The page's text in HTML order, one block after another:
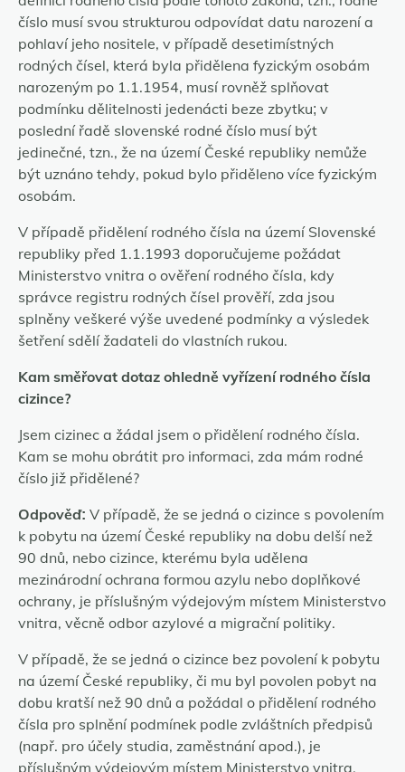
číslo musí svou strukturou odpovídat datu narození a
pohlaví jeho nositele, v případě desetimístných
rodných čísel, která byla přidělena fyzickým osobám
narozeným po 1.1.1954, musí rovněž splňovat
podmínku dělitelnosti jedenácti beze zbytku; v
poslední řadě slovenské rodné číslo musí být
jedinečné, tzn., že na území České republiky nemůže
být uznáno tehdy, pokud bylo přiděleno více fyzickým
osobám.
V případě přidělení rodného čísla na území Slovenské
republiky před 1.1.1993 doporučujeme požádat
Ministerstvo vnitra o ověření rodného čísla, kdy
správce registru rodných čísel prověří, zda jsou
splněny veškeré výše uvedené podmínky a výsledek
šetření sdělí žadateli do vlastních rukou.
Kam směřovat dotaz ohledně vyřízení rodného čísla
cizince?
Jsem cizinec a žádal jsem o přidělení rodného čísla.
Kam se mohu obrátit pro informaci, zda mám rodné
číslo již přidělené?
Odpověď: V případě, že se jedná o cizince s povolením
k pobytu na území České republiky na dobu delší než
90 dnů, nebo cizince, kterému byla udělena
mezinárodní ochrana formou azylu nebo doplňkové
ochrany, je příslušným výdejovým místem Ministerstvo
vnitra, věcně odbor azylové a migrační politiky.
V případě, že se jedná o cizince bez povolení k pobytu
na území České republiky, či mu byl povolen pobyt na
dobu kratší než 90 dnů a požádal o přidělení rodného
čísla pro splnění podmínek podle zvláštních předpisů
(např. pro účely studia, zaměstnání apod.), je
příslušným výdejovým místem Ministerstvo vnitra,